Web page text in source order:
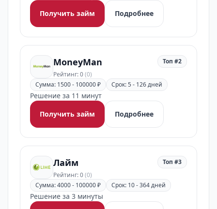
Получить займ
Подробнее
MoneyMan
Рейтинг: 0(0)
Топ #2
Сумма: 1500 - 100000 ₽ Срок: 5 - 126 дней
Решение за 11 минут
Получить займ
Подробнее
Лайм
Рейтинг: 0(0)
Топ #3
Сумма: 4000 - 100000 ₽ Срок: 10 - 364 дней
Решение за 3 минуты